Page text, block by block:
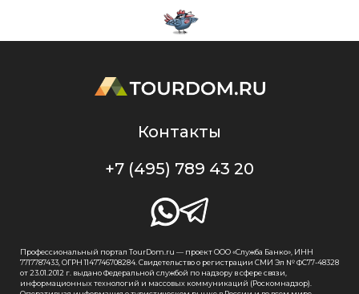
Контакты
+7 (495) 789 43 20
Профессиональный портал TourDom.ru — проект ООО «Служба Банко», ИНН
7717787433, ОГРН 1147746708284. Свидетельство о регистрации СМИ Эл № ФС77-48328
от 23.01.2012 г. выдано Федеральной службой по надзору в сфере связи,
информационных технологий и массовых коммуникаций (Роскомнадзор).